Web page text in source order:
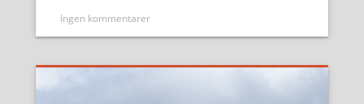
Ingen kommentarer